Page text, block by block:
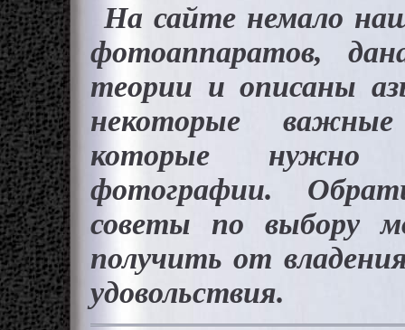
На сайте немало
фотоаппаратов,
теории и описаны
некоторые
которые нужно
фотографии.
советы по выбору
получить от
удовольствия.